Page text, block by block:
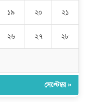
১৯ ২০ ২১
২৬ ২৭ ২৮
সেপ্টেম্বর »